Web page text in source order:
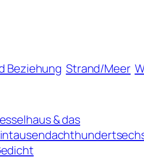
Beziehung Strand/Meer
& das